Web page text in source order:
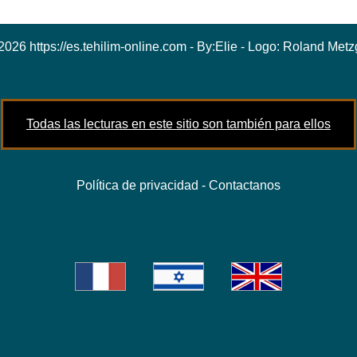
https://es.tehilim-online.com - By:Elie- Logo: Roland
Todas las lecturas en este sitio son también para ellos
Política de privacidad - Contactanos